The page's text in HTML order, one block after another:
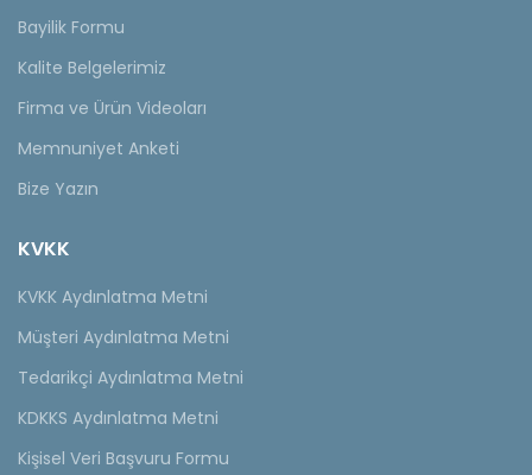
Bayilik Formu
Kalite Belgelerimiz
Firma ve Ürün Videoları
Memnuniyet Anketi
Bize Yazın
KVKK
KVKK Aydınlatma Metni
Müşteri Aydınlatma Metni
Tedarikçi Aydınlatma Metni
KDKKS Aydınlatma Metni
Kişisel Veri Başvuru Formu